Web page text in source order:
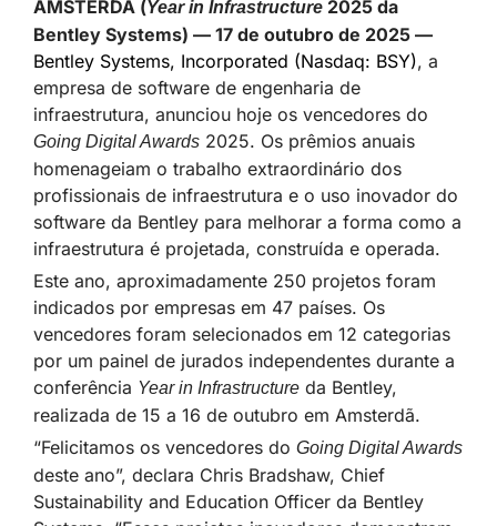
AMSTERDÃ (Year in Infrastructure 2025 da
Bentley Systems) — 17 de outubro de 2025 —
Bentley Systems, Incorporated (Nasdaq: BSY), a
empresa de software de engenharia de
infraestrutura, anunciou hoje os vencedores do
Going Digital Awards 2025. Os prêmios anuais
homenageiam o trabalho extraordinário dos
profissionais de infraestrutura e o uso inovador do
software da Bentley para melhorar a forma como a
infraestrutura é projetada, construída e operada.
Este ano, aproximadamente 250 projetos foram
indicados por empresas em 47 países. Os
vencedores foram selecionados em 12 categorias
por um painel de jurados independentes durante a
conferência Year in Infrastructure da Bentley,
realizada de 15 a 16 de outubro em Amsterdã.
“Felicitamos os vencedores do Going Digital Awards
deste ano”, declara Chris Bradshaw, Chief
Sustainability and Education Officer da Bentley